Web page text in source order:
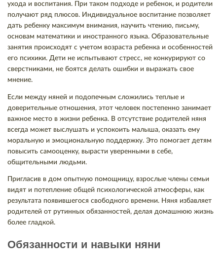
ухода и воспитания. При таком подходе и ребенок, и родители
получают ряд плюсов. Индивидуальное воспитание позволяет
дать ребенку максимум внимания, научить чтению, письму,
основам математики и иностранного языка. Образовательные
занятия происходят с учетом возраста ребенка и особенностей
его психики. Дети не испытывают стресс, не конкурируют со
сверстниками, не боятся делать ошибки и выражать свое
мнение.
Если между няней и подопечным сложились теплые и
доверительные отношения, этот человек постепенно занимает
важное место в жизни ребенка. В отсутствие родителей няня
всегда может выслушать и успокоить малыша, оказать ему
моральную и эмоциональную поддержку. Это помогает детям
повысить самооценку, вырасти уверенными в себе,
общительными людьми.
Пригласив в дом опытную помощницу, взрослые члены семьи
видят и потепление общей психологической атмосферы, как
результата появившегося свободного времени. Няня избавляет
родителей от рутинных обязанностей, делая домашнюю жизнь
более гладкой.
Обязанности и навыки няни